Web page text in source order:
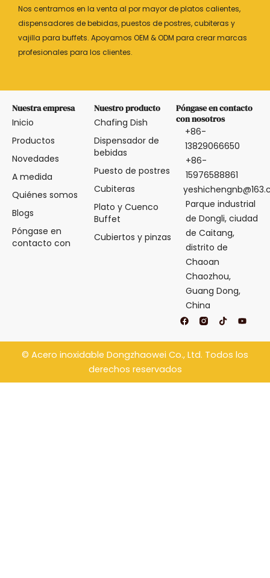
Nos centramos en la venta al por mayor de platos calientes,
dispensadores de bebidas, puestos de postres, cubiteras y
vajilla para buffets. Apoyamos OEM & ODM para crear marcas
profesionales para los clientes.
Nuestra empresa
Inicio
Productos
Novedades
A medida
Quiénes somos
Blogs
Póngase en
contacto con
Nuestro producto
Chafing Dish
Dispensador de
bebidas
Puesto de postres
Cubiteras
Plato y Cuenco
Buffet
Cubiertos y pinzas
Póngase en contacto
con nosotros
+86-
13829066650
+86-
15976588861
Parque industrial
de Dongli, ciudad
de Caitang,
distrito de
Chaoan
Chaozhou,
Guang Dong,
China
F
a
e
b
o
T
i
t
o
k
Y
o
t
u
b
© Acero inoxidable Dongzhaowei Co., Ltd. Todos los
derechos reservados